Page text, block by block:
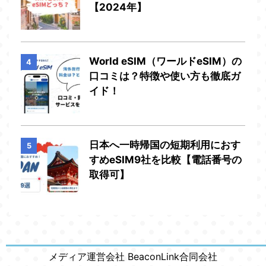
【2024年】
4
World eSIM（ワールドeSIM）の
口コミは？特徴や使い方も徹底ガ
イド！
5
日本へ一時帰国の短期利用におす
すめeSIM9社を比較【電話番号の
取得可】
メディア運営会社 BeaconLink合同会社